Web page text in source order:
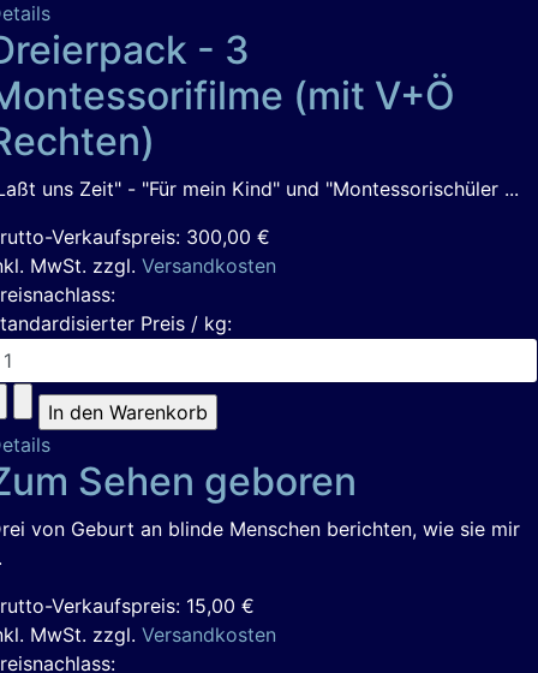
- 3
(mit V+Ö
uns Zeit" - "Für mein Kind" und "Montessorischüler ...
Verkaufspreis: 300,00 €
MwSt. zzgl. Versandkosten
Preis / kg:
Sehen geboren
von Geburt an blinde Menschen berichten, wie sie mir
Verkaufspreis: 15,00 €
MwSt. zzgl. Versandkosten